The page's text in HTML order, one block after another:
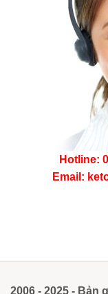
Hotline:
Email:
2006 - 2025 - Bản